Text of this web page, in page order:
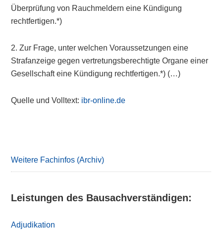
Überprüfung von Rauchmeldern eine Kündigung
rechtfertigen.*)
2. Zur Frage, unter welchen Voraussetzungen eine
Strafanzeige gegen vertretungsberechtigte Organe einer
Gesellschaft eine Kündigung rechtfertigen.*) (…)
Quelle und Volltext: ibr-online.de
Weitere Fachinfos (Archiv)
Leistungen des Bausachverständigen:
Adjudikation